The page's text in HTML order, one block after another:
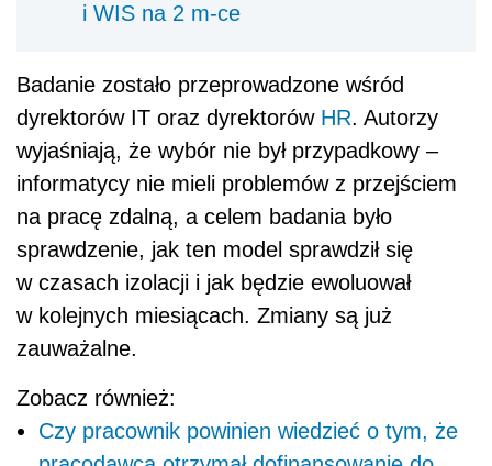
w kolejnych miesiącach. Zmiany są już
Czy pracownik powinien wiedzieć o tym, że
pracodawca otrzymał dofinansowanie do
jego miejsca pracy?
Kto wraca do pracy?
W pierwszym scenariuszu realizowanym
przez ankietowane firmy do pracy wracają
do grupy ryzyka i nie muszą opiekować się
dziećmi (20 proc. firm). W drugim scenariuszu